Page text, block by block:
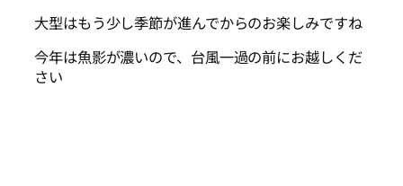
大型はもう少し季節が進んでからのお楽しみですね
今年は魚影が濃いので、台風一過の前にお越しくだ
さい